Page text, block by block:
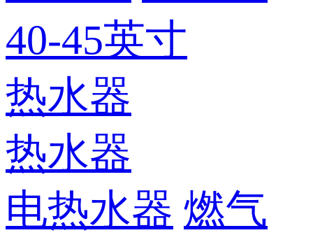
40-45英寸
热水器
热水器
电热水器 燃气